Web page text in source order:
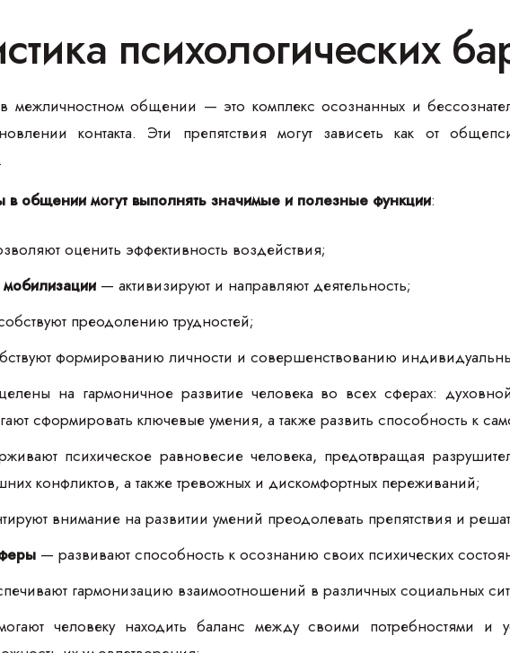
психологических
межличностном общении — это комплекс осознанных и
контакта. Эти препятствия могут зависеть как от
в общении могут выполнять значимые и полезные функции:
оценить эффективность воздействия;
мобилизации — активизируют и направляют деятельность;
преодолению трудностей;
формированию личности и совершенствованию
на гармоничное развитие человека во всех сферах:
сформировать ключевые умения, а также развить способность к
психическое равновесие человека, предотвращая
конфликтов, а также тревожных и дискомфортных переживаний;
внимание на развитии умений преодолевать препятствия и
— развивают способность к осознанию своих психических
гармонизацию взаимоотношений в различных социальных
человеку находить баланс между своими потребностями и